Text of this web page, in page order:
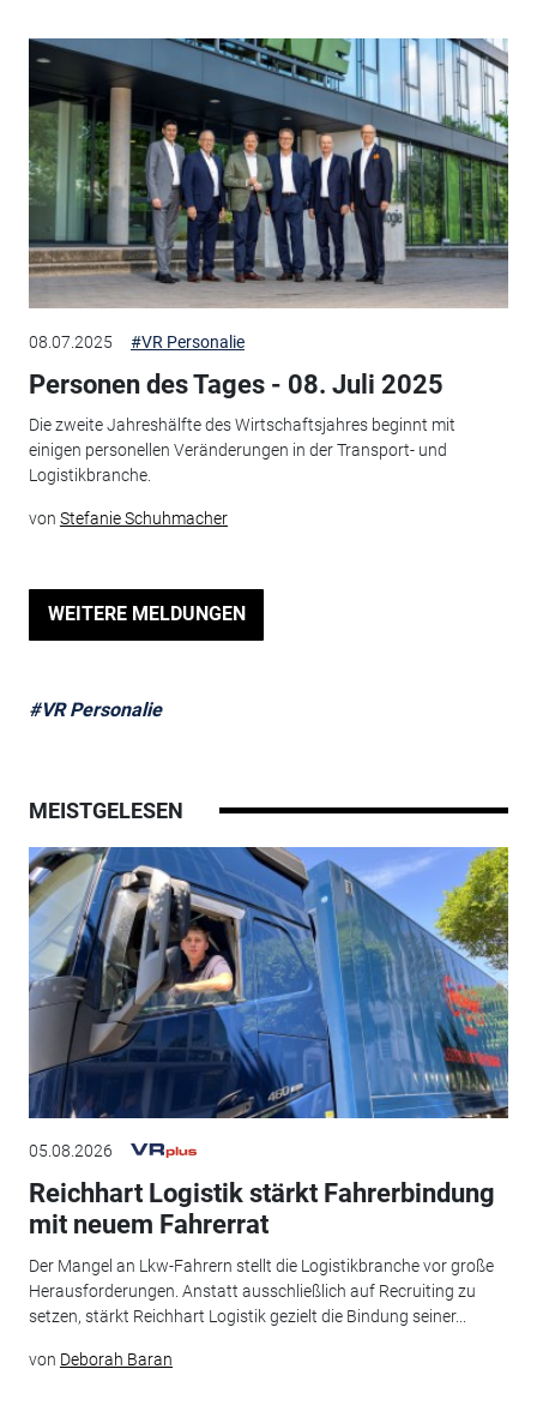
08.07.2025 #VR Personalie
Personen des Tages - 08. Juli 2025
Die zweite Jahreshälfte des Wirtschaftsjahres beginnt mit
einigen personellen Veränderungen in der Transport- und
Logistikbranche.
von Stefanie Schuhmacher
WEITERE MELDUNGEN
#VR Personalie
MEISTGELESEN
05.08.2026
Reichhart Logistik stärkt Fahrerbindung
mit neuem Fahrerrat
Der Mangel an Lkw-Fahrern stellt die Logistikbranche vor große
Herausforderungen. Anstatt ausschließlich auf Recruiting zu
setzen, stärkt Reichhart Logistik gezielt die Bindung seiner...
von Deborah Baran